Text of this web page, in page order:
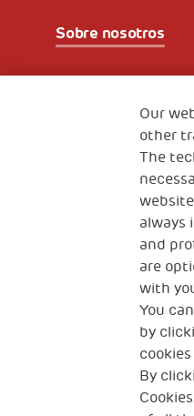
Sobre nosotros
The Human
Dirección: Plaza
28020
Our
other
The
always
and
are
with
You
by
By